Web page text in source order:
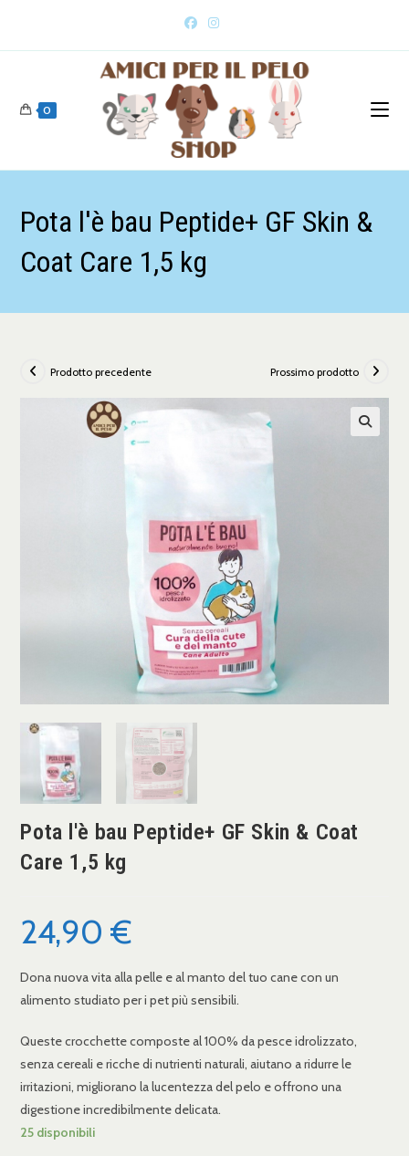
0
Pota l'è bau Peptide+ GF Skin &
Coat Care 1,5 kg
Prodotto precedente Prossimo prodotto
Pota l'è bau Peptide+ GF Skin & Coat
Care 1,5 kg
24,90€
Dona nuova vita alla pelle e al manto del tuo cane con un
alimento studiato per i pet più sensibili.
Queste crocchette composte al 100% da pesce idrolizzato,
senza cereali e ricche di nutrienti naturali, aiutano a ridurre le
irritazioni, migliorano la lucentezza del pelo e offrono una
digestione incredibilmente delicata.
25 disponibili